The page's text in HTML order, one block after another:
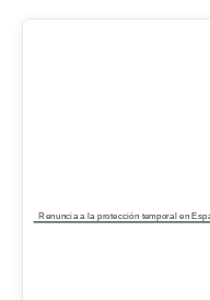
Renuncia a la protección temporal en